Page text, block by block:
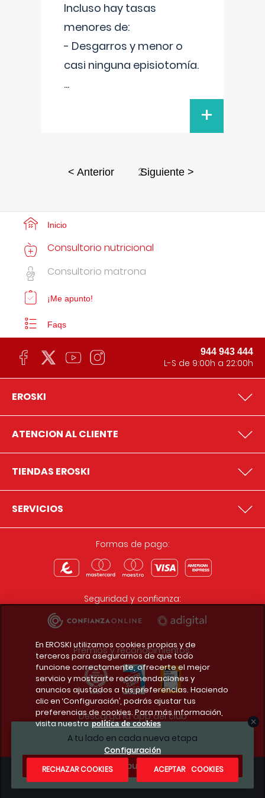
Incluso hay tasas
menores de:
- Desgarros y menor o
casi ninguna episiotomía.
...
+
< Anterior 2Siguiente >
A tu lado en cada nueva etapa
¿Te apuntas?
Inicio
Consultorio nutricional
Consultorio matrona
¡Me apunto!
Faqs
944 943 444
L-S de 9:00h a 22:00h
EROSKI
ATENCION AL CLIENTE
TIENDAS EROSKI
SERVICIOS
Formas de pago:
Seguridad y confianza:
Premios y reconocimientos:
Descarga la app del club
Condiciones legales
En EROSKI utilizamos cookies propias y de
terceros para asegurarnos de que todo
funcione correctamente, ofrecerte el mejor
servicio y mostrarte recomendaciones y
anuncios ajustados a tus preferencias. Haciendo
clic en ‘Configuración’, podrás ajustar tus
preferencias de cookies. Para más información,
visita nuestra política de cookies
Configuración
RECHAZAR COOKIES
ACEPTAR COOKIES